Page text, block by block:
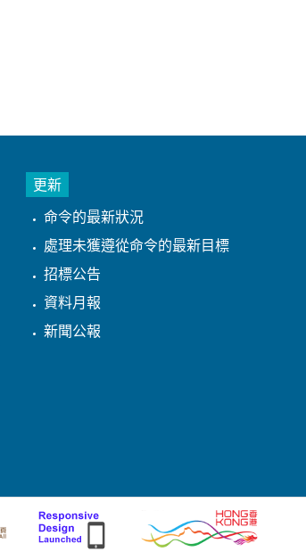
更新
命令的最新狀況
處理未獲遵從命令的最新目標
招標公告
資料月報
新聞公報